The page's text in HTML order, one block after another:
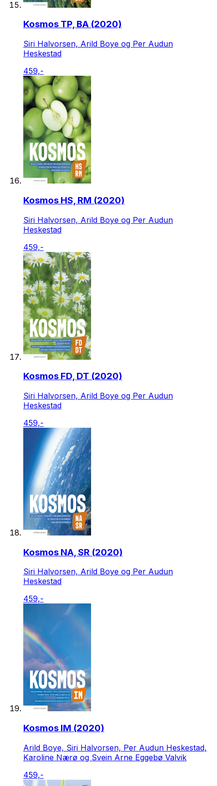
Kosmos TP, BA (2020)
Siri Halvorsen, Arild Boye og Per Audun
Heskestad
459,-
Kosmos HS, RM (2020)
Siri Halvorsen, Arild Boye og Per Audun
Heskestad
459,-
Kosmos FD, DT (2020)
Siri Halvorsen, Arild Boye og Per Audun
Heskestad
459,-
Kosmos NA, SR (2020)
Siri Halvorsen, Arild Boye og Per Audun
Heskestad
459,-
Kosmos IM (2020)
Arild Boye, Siri Halvorsen, Per Audun Heskestad,
Karoline Nærø og Svein Arne Eggebø Valvik
459,-